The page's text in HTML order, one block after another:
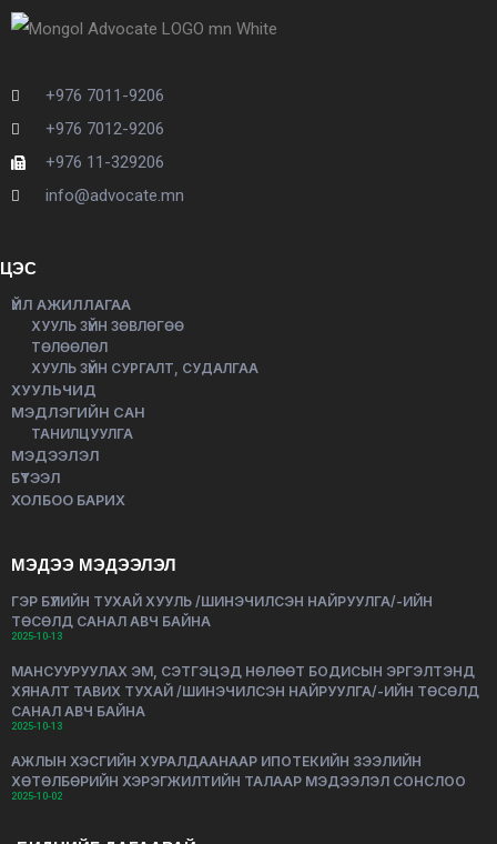
+976 7011-9206
+976 7012-9206
+976 11-329206
info@advocate.mn
ЦЭС
ҮЙЛ АЖИЛЛАГАА
ХУУЛЬ ЗҮЙН ЗӨВЛӨГӨӨ
ТӨЛӨӨЛӨЛ
ХУУЛЬ ЗҮЙН СУРГАЛТ, СУДАЛГАА
ХУУЛЬЧИД
МЭДЛЭГИЙН САН
ТАНИЛЦУУЛГА
МЭДЭЭЛЭЛ
БҮТЭЭЛ
ХОЛБОО БАРИХ
МЭДЭЭ МЭДЭЭЛЭЛ
ГЭР БҮЛИЙН ТУХАЙ ХУУЛЬ /ШИНЭЧИЛСЭН НАЙРУУЛГА/-ИЙН
ТӨСӨЛД САНАЛ АВЧ БАЙНА
2025-10-13
МАНСУУРУУЛАХ ЭМ, СЭТГЭЦЭД НӨЛӨӨТ БОДИСЫН ЭРГЭЛТЭНД
ХЯНАЛТ ТАВИХ ТУХАЙ /ШИНЭЧИЛСЭН НАЙРУУЛГА/-ИЙН ТӨСӨЛД
САНАЛ АВЧ БАЙНА
2025-10-13
АЖЛЫН ХЭСГИЙН ХУРАЛДААНААР ИПОТЕКИЙН ЗЭЭЛИЙН
ХӨТӨЛБӨРИЙН ХЭРЭГЖИЛТИЙН ТАЛААР МЭДЭЭЛЭЛ СОНСЛОО
2025-10-02